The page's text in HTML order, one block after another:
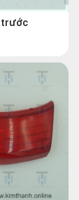
trước